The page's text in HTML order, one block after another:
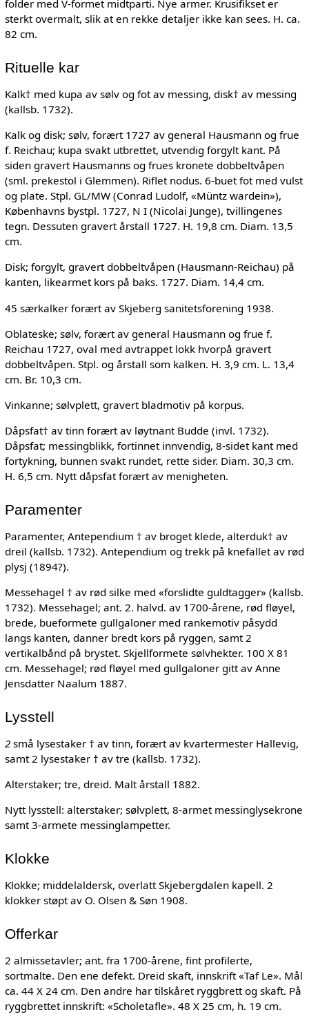
folder med V-formet midtparti. Nye armer. Krusifikset er
sterkt overmalt, slik at en rekke detaljer ikke kan sees. H. ca.
82 cm.
Rituelle kar
Kalk† med kupa av sølv og fot av messing, disk† av messing
(kallsb. 1732).
Kalk og disk; sølv, forært 1727 av general Hausmann og frue
f. Reichau; kupa svakt utbrettet, utvendig forgylt kant. På
siden gravert Hausmanns og frues kronete dobbeltvåpen
(sml. prekestol i Glemmen). Riflet nodus. 6-buet fot med vulst
og plate. Stpl. GL/MW (Conrad Ludolf, «Müntz wardein»),
Københavns bystpl. 1727, N I (Nicolai Junge), tvillingenes
tegn. Dessuten gravert årstall 1727. H. 19,8 cm. Diam. 13,5
cm.
Disk; forgylt, gravert dobbeltvåpen (Hausmann-Reichau) på
kanten, likearmet kors på baks. 1727. Diam. 14,4 cm.
45 særkalker forært av Skjeberg sanitetsforening 1938.
Oblateske; sølv, forært av general Hausmann og frue f.
Reichau 1727, oval med avtrappet lokk hvorpå gravert
dobbeltvåpen. Stpl. og årstall som kalken. H. 3,9 cm. L. 13,4
cm. Br. 10,3 cm.
Vinkanne; sølvplett, gravert bladmotiv på korpus.
Dåpsfat† av tinn forært av løytnant Budde (invl. 1732).
Dåpsfat; messingblikk, fortinnet innvendig, 8-sidet kant med
fortykning, bunnen svakt rundet, rette sider. Diam. 30,3 cm.
H. 6,5 cm. Nytt dåpsfat forært av menigheten.
Paramenter
Paramenter, Antependium † av broget klede, alterduk† av
dreil (kallsb. 1732). Antependium og trekk på knefallet av rød
plysj (1894?).
Messehagel † av rød silke med «forslidte guldtagger» (kallsb.
1732). Messehagel; ant. 2. halvd. av 1700-årene, rød fløyel,
brede, bueformete gullgaloner med rankemotiv påsydd
langs kanten, danner bredt kors på ryggen, samt 2
vertikalbånd på brystet. Skjellformete sølvhekter. 100 X 81
cm. Messehagel; rød fløyel med gullgaloner gitt av Anne
Jensdatter Naalum 1887.
Lysstell
2små lysestaker † av tinn, forært av kvartermester Hallevig,
samt 2 lysestaker † av tre (kallsb. 1732).
Alterstaker; tre, dreid. Malt årstall 1882.
Nytt lysstell: alterstaker; sølvplett, 8-armet messinglysekrone
samt 3-armete messinglampetter.
Klokke
Klokke; middelaldersk, overlatt Skjebergdalen kapell. 2
klokker støpt av O. Olsen & Søn 1908.
Offerkar
2 almissetavler; ant. fra 1700-årene, fint profilerte,
sortmalte. Den ene defekt. Dreid skaft, innskrift «Taf Le». Mål
ca. 44 X 24 cm. Den andre har tilskåret ryggbrett og skaft. På
ryggbrettet innskrift: «Scholetafle». 48 X 25 cm, h. 19 cm.